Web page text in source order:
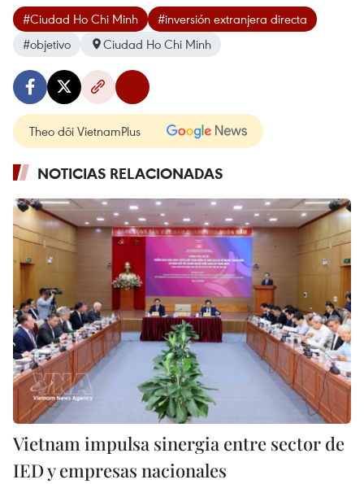
#Ciudad Ho Chi Minh
#inversión extranjera directa
#objetivo
Ciudad Ho Chi Minh
Theo dõi VietnamPlus
NOTICIAS RELACIONADAS
Vietnam impulsa sinergia entre sector de
IED y empresas nacionales